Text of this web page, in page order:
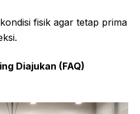
fisik agar tetap prima
Diajukan (FAQ)